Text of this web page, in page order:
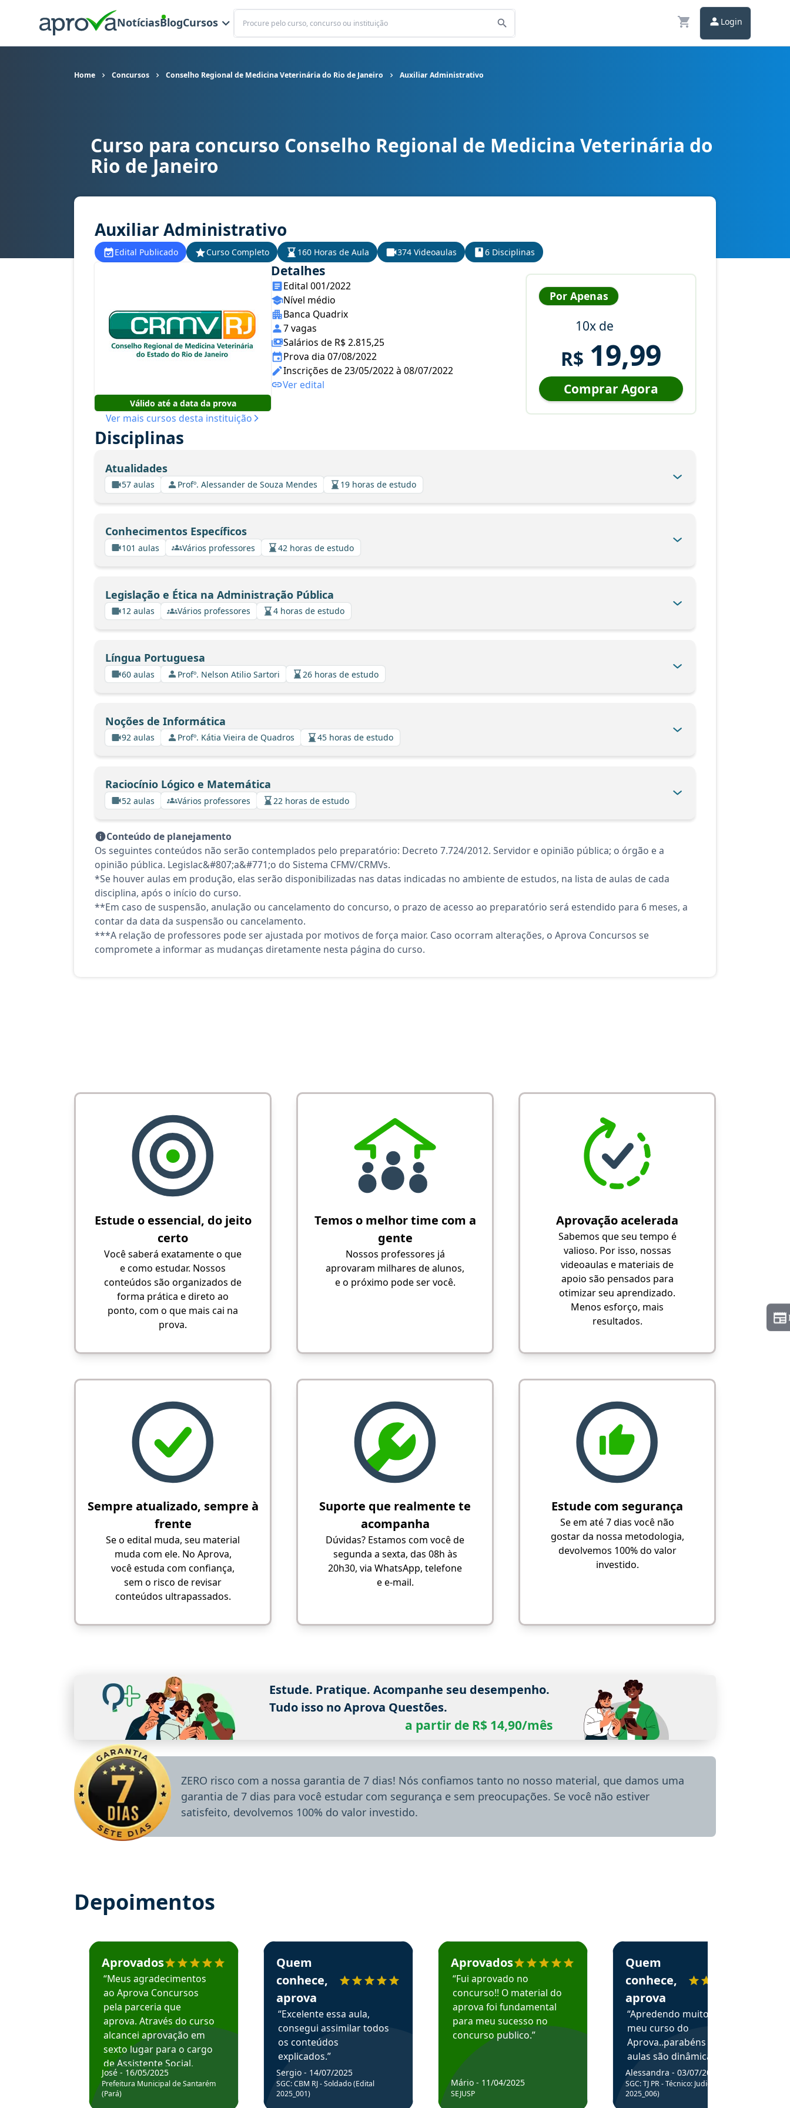
NotíciasBlogCursos
Buscar
Login
Home Concursos Conselho Regional de Medicina Veterinária do Rio de Janeiro Auxiliar Administrativo
Curso para concurso CRMV RJ - Conselho Regional de Medicina Veterinária do Rio de Janeiro cargo Auxiliar Administrativo
Curso para concurso Conselho Regional de Medicina Veterinária do
Rio de Janeiro
Auxiliar Administrativo
Edital Publicado Curso Completo 160 Horas de Aula 374 Videoaulas 6 Disciplinas
Válido até a data da prova
Ver mais cursos desta instituição
Detalhes
Edital 001/2022
Nível médio
Banca Quadrix
7 vagas
Salários de R$ 2.815,25
Prova dia 07/08/2022
Inscrições de 23/05/2022 à 08/07/2022
Ver edital
Por Apenas
10x de
R$ 19,99
Comprar Agora
Disciplinas
Atualidades
57 aulas Profº. Alessander de Souza Mendes 19 horas de estudo
Conhecimentos Específicos
101 aulas Vários professores 42 horas de estudo
Legislação e Ética na Administração Pública
12 aulas Vários professores 4 horas de estudo
Língua Portuguesa
60 aulas Profº. Nelson Atilio Sartori 26 horas de estudo
Noções de Informática
92 aulas Profº. Kátia Vieira de Quadros 45 horas de estudo
Raciocínio Lógico e Matemática
52 aulas Vários professores 22 horas de estudo
Conteúdo de planejamento
Os seguintes conteúdos não serão contemplados pelo preparatório: Decreto 7.724/2012. Servidor e opinião pública; o órgão e a
opinião pública. Legislac&#807;a&#771;o do Sistema CFMV/CRMVs.
*Se houver aulas em produção, elas serão disponibilizadas nas datas indicadas no ambiente de estudos, na lista de aulas de cada
disciplina, após o início do curso.
**Em caso de suspensão, anulação ou cancelamento do concurso, o prazo de acesso ao preparatório será estendido para 6 meses, a
contar da data da suspensão ou cancelamento.
***A relação de professores pode ser ajustada por motivos de força maior. Caso ocorram alterações, o Aprova Concursos se
compromete a informar as mudanças diretamente nesta página do curso.
Estude o essencial, do jeito
certo
Você saberá exatamente o que
e como estudar. Nossos
conteúdos são organizados de
forma prática e direto ao
ponto, com o que mais cai na
prova.
Temos o melhor time com a
gente
Nossos professores já
aprovaram milhares de alunos,
e o próximo pode ser você.
Aprovação acelerada
Sabemos que seu tempo é
valioso. Por isso, nossas
videoaulas e materiais de
apoio são pensados para
otimizar seu aprendizado.
Menos esforço, mais
resultados.
Sempre atualizado, sempre à
frente
Se o edital muda, seu material
muda com ele. No Aprova,
você estuda com confiança,
sem o risco de revisar
conteúdos ultrapassados.
Suporte que realmente te
acompanha
Dúvidas? Estamos com você de
segunda a sexta, das 08h às
20h30, via WhatsApp, telefone
e e-mail.
Estude com segurança
Se em até 7 dias você não
gostar da nossa metodologia,
devolvemos 100% do valor
investido.
Estude. Pratique. Acompanhe seu desempenho.
Tudo isso no Aprova Questões.
a partir de R$ 14,90/mês
ZERO risco com a nossa garantia de 7 dias! Nós confiamos tanto no nosso material, que damos uma
garantia de 7 dias para você estudar com segurança e sem preocupações. Se você não estiver
satisfeito, devolvemos 100% do valor investido.
Depoimentos
Estudante José recomenda o Aprova Concursos em depoimento
Aprovados
“Meus agradecimentos
ao Aprova Concursos
pela parceria que
aprova. Através do curso
alcancei aprovação em
sexto lugar para o cargo
de Assistente Social.
Hoje estou atuando na
Prefeitura de Santarém.
José - 16/05/2025
Prefeitura Municipal de Santarém
(Pará)
Estudante Sergio recomenda o Aprova Concursos em depoimento
Quem
conhece,
aprova
“Excelente essa aula,
consegui assimilar todos
os conteúdos
explicados.”
Sergio - 14/07/2025
SGC: CBM RJ - Soldado (Edital
2025_001)
Estudante Mário recomenda o Aprova Concursos em depoimento
Aprovados
“Fui aprovado no
concurso!! O material do
aprova foi fundamental
para meu sucesso no
concurso publico.”
Mário - 11/04/2025
SEJUSP
Estudante Alessandra recomenda o Aprova
Quem
conhece,
aprova
“Apredendo muito no
meu curso do
Aprova..parabéns pelas
aulas são dinâmicas e
me ajudam a entender
melhor os assuntos.”
Alessandra - 03/07/2025
SGC: TJ PR - Técnico: Judiciário (Edital
2025_006)